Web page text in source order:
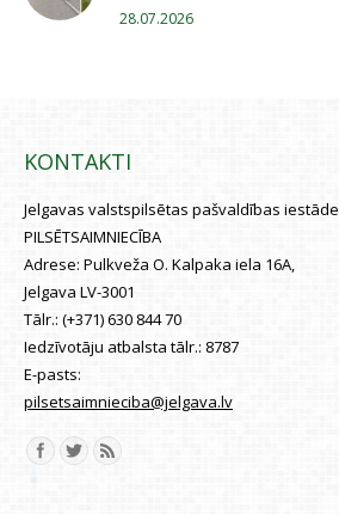
28.07.2026
KONTAKTI
Jelgavas valstspilsētas pašvaldības iestāde
PILSĒTSAIMNIECĪBA
Adrese: Pulkveža O. Kalpaka iela 16A,
Jelgava LV-3001
Tālr.: (+371) 630 844 70
Iedzīvotāju atbalsta tālr.: 8787
E-pasts:
pilsetsaimnieciba@jelgava.lv
Find us on: